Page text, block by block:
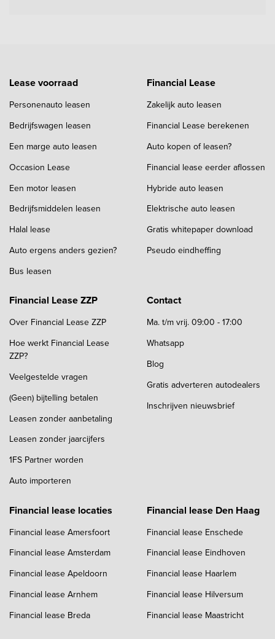
Lease voorraad
Personenauto leasen
Bedrijfswagen leasen
Een marge auto leasen
Occasion Lease
Een motor leasen
Bedrijfsmiddelen leasen
Halal lease
Auto ergens anders gezien?
Bus leasen
Financial Lease
Zakelijk auto leasen
Financial Lease berekenen
Auto kopen of leasen?
Financial lease eerder aflossen
Hybride auto leasen
Elektrische auto leasen
Gratis whitepaper download
Pseudo eindheffing
Financial Lease ZZP
Over Financial Lease ZZP
Hoe werkt Financial Lease
ZZP?
Veelgestelde vragen
(Geen) bijtelling betalen
Leasen zonder aanbetaling
Leasen zonder jaarcijfers
1FS Partner worden
Auto importeren
Contact
Ma. t/m vrij. 09:00 - 17:00
Whatsapp
Blog
Gratis adverteren autodealers
Inschrijven nieuwsbrief
Financial lease locaties
Financial lease Amersfoort
Financial lease Amsterdam
Financial lease Apeldoorn
Financial lease Arnhem
Financial lease Breda
Financial lease Den Haag
Financial lease Enschede
Financial lease Eindhoven
Financial lease Haarlem
Financial lease Hilversum
Financial lease Maastricht